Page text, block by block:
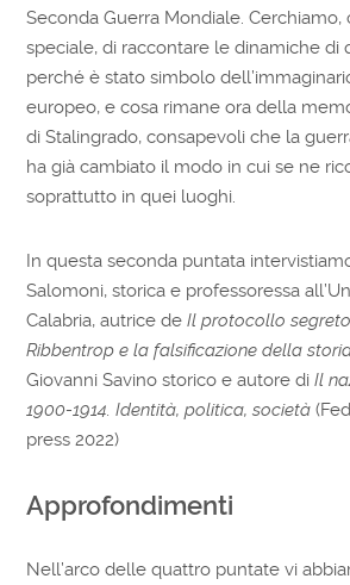
Seconda Guerra Mondiale. Cerchiamo,
speciale, di raccontare le dinamiche di
perché è stato simbolo
europeo, e cosa rimane ora della
di Stalingrado, consapevoli che la
ha già cambiato il modo in cui se ne
soprattutto in quei luoghi.
In questa seconda puntata
Salomoni, storica e professoressa
Calabria, autrice deIl protocollo
Ribbentrop e la falsificazione della
Giovanni Savino storico e autore diIl
1900-1914. Identità, politica, società
press 2022)
Approfondimenti
Nell’arco delle quattro puntate vi